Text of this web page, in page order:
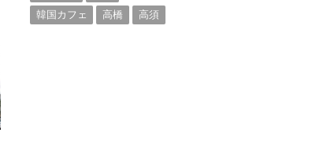
韓国カフェ
高橋 高須